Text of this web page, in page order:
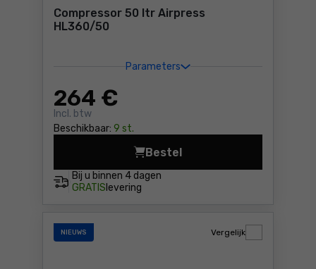
Compressor 50 ltr Airpress
HL360/50
Parameters
264 €
Incl. btw
Beschikbaar: 9 st.
Bij u binnen 4 dagen
GRATIS levering
Bestel
Compressor 50 ltr
NIEUWS Vergelijk